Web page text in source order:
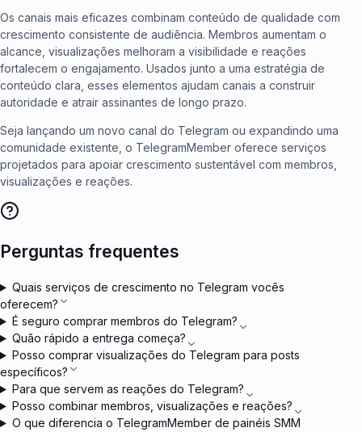
Os canais mais eficazes combinam conteúdo de qualidade com
crescimento consistente de audiência. Membros aumentam o
alcance, visualizações melhoram a visibilidade e reações
fortalecem o engajamento. Usados junto a uma estratégia de
conteúdo clara, esses elementos ajudam canais a construir
autoridade e atrair assinantes de longo prazo.
Seja lançando um novo canal do Telegram ou expandindo uma
comunidade existente, o TelegramMember oferece serviços
projetados para apoiar crescimento sustentável com membros,
visualizações e reações.
Perguntas frequentes
Quais serviços de crescimento no Telegram vocês
oferecem?
É seguro comprar membros do Telegram?
Quão rápido a entrega começa?
Posso comprar visualizações do Telegram para posts
específicos?
Para que servem as reações do Telegram?
Posso combinar membros, visualizações e reações?
O que diferencia o TelegramMember de painéis SMM